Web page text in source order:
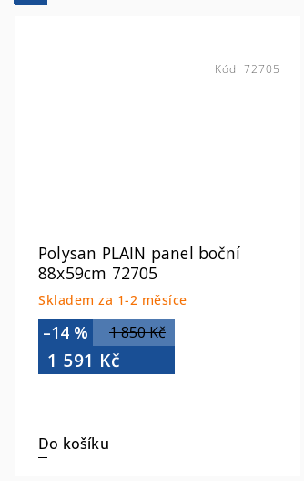
Polysan PLAIN panel boční
88x59cm 72705
Skladem za 1-2 měsíce
1 850 Kč
–14 %
1 591 Kč
Do košíku
Kód: 72705